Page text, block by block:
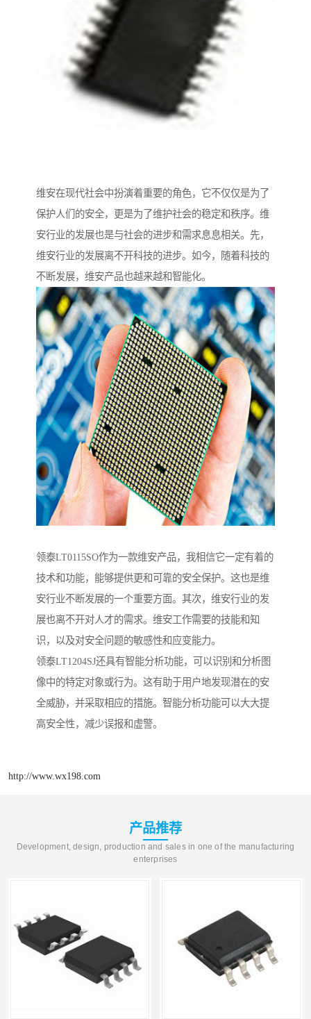
维安在现代社会中扮演着重要的角色，它不仅仅是为了
保护人们的安全，更是为了维护社会的稳定和秩序。维
安行业的发展也是与社会的进步和需求息息相关。先，
维安行业的发展离不开科技的进步。如今，随着科技的
不断发展，维安产品也越来越和智能化。
领泰LT0115SO作为一款维安产品，我相信它一定有着的
技术和功能，能够提供更和可靠的安全保护。这也是维
安行业不断发展的一个重要方面。其次，维安行业的发
展也离不开对人才的需求。维安工作需要的技能和知
识，以及对安全问题的敏感性和应变能力。
领泰LT1204SJ还具有智能分析功能，可以识别和分析图
像中的特定对象或行为。这有助于用户地发现潜在的安
全威胁，并采取相应的措施。智能分析功能可以大大提
高安全性，减少误报和虚警。
http://www.wx198.com
产品推荐
Development, design, production and sales in one of the manufacturing
enterprises